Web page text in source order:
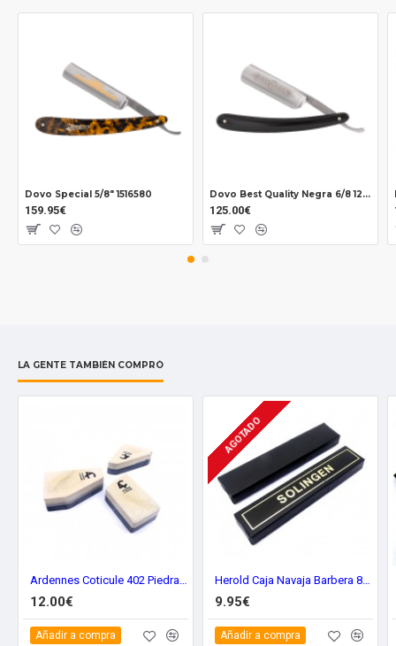
Dovo Special 5/8" 1516580
159.95€
Dovo Best Quality Negra 6/8 126803810
125.00€
LA GENTE TAMBIÉN COMPRÓ
12.00€
Añadir a compra
AGOTADO
9.95€
Añadir a compra